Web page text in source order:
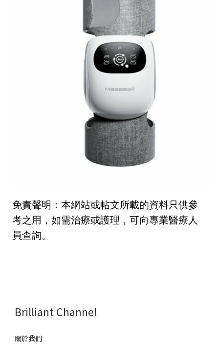
免責聲明：本網站或帖文所載的資料只供參
考之用，如需治療或護理，可向專業醫療人
員查詢。
Brilliant Channel
關於我們